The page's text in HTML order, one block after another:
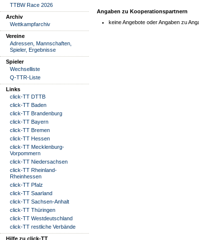
TTBW Race 2026
Archiv
Wettkampfarchiv
Vereine
Adressen, Mannschaften,
Spieler, Ergebnisse
Spieler
Wechselliste
Q-TTR-Liste
Links
click-TT DTTB
click-TT Baden
click-TT Brandenburg
click-TT Bayern
click-TT Bremen
click-TT Hessen
click-TT Mecklenburg-
Vorpommern
click-TT Niedersachsen
click-TT Rheinland-
Rheinhessen
click-TT Pfalz
click-TT Saarland
click-TT Sachsen-Anhalt
click-TT Thüringen
click-TT Westdeutschland
click-TT restliche Verbände
Hilfe zu click-TT
Angaben zu Kooperationspartnern
keine Angebote oder Angaben zu